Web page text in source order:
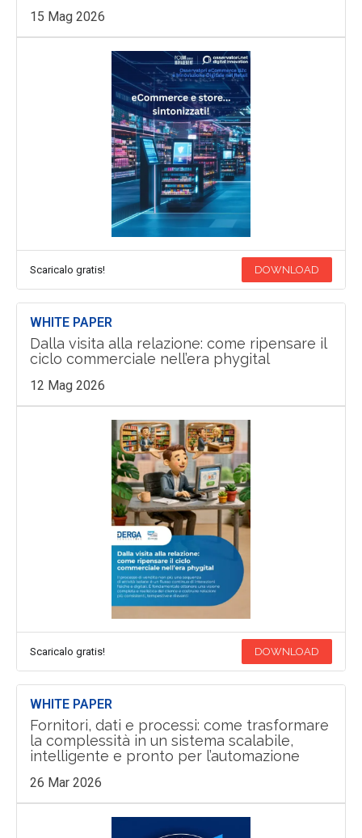
15 Mag 2026
Scaricalo gratis! DOWNLOAD
WHITE PAPER
Dalla visita alla relazione: come ripensare il
ciclo commerciale nell’era phygital
12 Mag 2026
Scaricalo gratis! DOWNLOAD
WHITE PAPER
Fornitori, dati e processi: come trasformare
la complessità in un sistema scalabile,
intelligente e pronto per l’automazione
26 Mar 2026